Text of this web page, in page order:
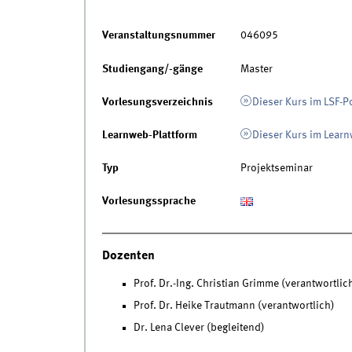
Veranstaltungsnummer 046095
Studiengang/-gänge Master
Vorlesungsverzeichnis Dieser Kurs im LSF-
Learnweb-Plattform Dieser Kurs im
Typ Projektseminar
Vorlesungssprache
Dozenten
Prof. Dr.-Ing. Christian Grimme
Prof. Dr. Heike Trautmann (verantwortlich)
Dr. Lena Clever (begleitend)